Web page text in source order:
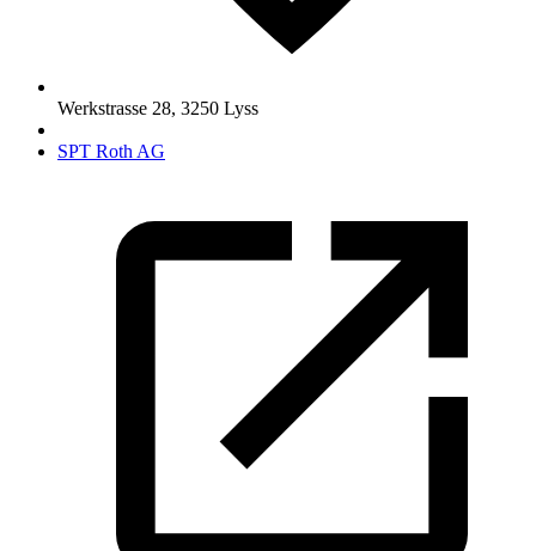
Werkstrasse 28, 3250 Lyss
SPT Roth AG